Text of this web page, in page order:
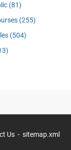
(81)
(255)
(504)
Us sitemap.xml